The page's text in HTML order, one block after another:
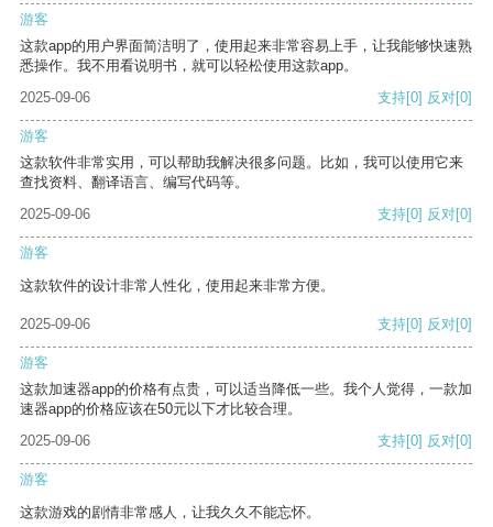
游客
这款app的用户界面简洁明了，使用起来非常容易上手，让我能够快速熟
悉操作。我不用看说明书，就可以轻松使用这款app。
2025-09-06
支持[0] 反对[0]
游客
这款软件非常实用，可以帮助我解决很多问题。比如，我可以使用它来
查找资料、翻译语言、编写代码等。
2025-09-06
支持[0] 反对[0]
游客
这款软件的设计非常人性化，使用起来非常方便。
2025-09-06 支持[0] 反对[0]
游客
这款加速器app的价格有点贵，可以适当降低一些。我个人觉得，一款加
速器app的价格应该在50元以下才比较合理。
2025-09-06
支持[0] 反对[0]
游客
这款游戏的剧情非常感人，让我久久不能忘怀。